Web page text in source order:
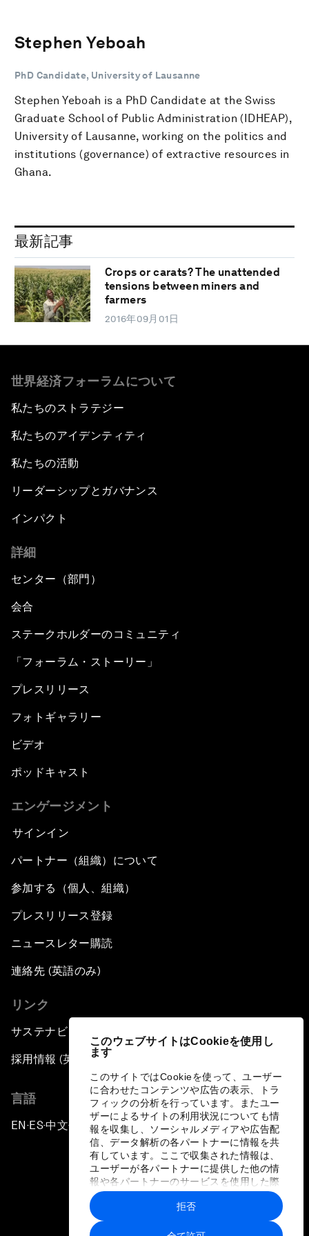
このウェブサイトはCookieを使用し
ます
このサイトではCookieを使って、ユーザー
に合わせたコンテンツや広告の表示、トラ
フィックの分析を行っています。またユー
ザーによるサイトの利用状況についても情
報を収集し、ソーシャルメディアや広告配
信、データ解析の各パートナーに情報を共
有しています。ここで収集された情報は、
ユーザーが各パートナーに提供した他の情
報や各パートナーのサービスを使用した際
に収集された情報と組み合わされ、各パー
トナーによって使用されることがありま
す。
拒否
Stephen Yeboah
PhD Candidate, University of Lausanne
Stephen Yeboah is a PhD Candidate at the Swiss
Graduate School of Public Administration (IDHEAP),
University of Lausanne, working on the politics and
institutions (governance) of extractive resources in
Ghana.
最新記事
Crops or carats? The unattended
tensions between miners and
farmers
2016年09月01日
世界経済フォーラムについて
私たちのストラテジー
私たちのアイデンティティ
私たちの活動
リーダーシップとガバナンス
インパクト
詳細
センター（部門）
会合
ステークホルダーのコミュニティ
「フォーラム・ストーリー」
プレスリリース
フォトギャラリー
ビデオ
ポッドキャスト
エンゲージメント
サインイン
パートナー（組織）について
参加する（個人、組織）
プレスリリース登録
ニュースレター購読
連絡先 (英語のみ)
リンク
サステナビリティへの取り組み
採用情報 (英語のみ)
言語
EN ▪ ES▪中文▪ 日本語
プライバシーポリシーと利用規約